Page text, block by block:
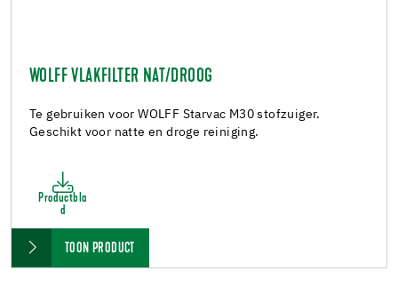
WOLFF VLAKFILTER NAT/DROOG
Te gebruiken voor WOLFF Starvac M30 stofzuiger.
Geschikt voor natte en droge reiniging.
Productbla
d
TOON PRODUCT